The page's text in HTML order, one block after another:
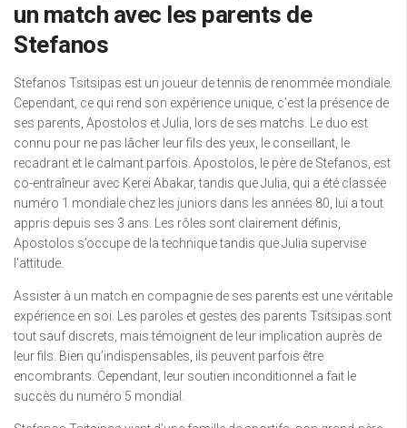
un match avec les parents de
Stefanos
Stefanos Tsitsipas est un joueur de tennis de renommée mondiale.
Cependant, ce qui rend son expérience unique, c’est la présence de
ses parents, Apostolos et Julia, lors de ses matchs. Le duo est
connu pour ne pas lâcher leur fils des yeux, le conseillant, le
recadrant et le calmant parfois. Apostolos, le père de Stefanos, est
co-entraîneur avec Kerei Abakar, tandis que Julia, qui a été classée
numéro 1 mondiale chez les juniors dans les années 80, lui a tout
appris depuis ses 3 ans. Les rôles sont clairement définis,
Apostolos s’occupe de la technique tandis que Julia supervise
l’attitude.
Assister à un match en compagnie de ses parents est une véritable
expérience en soi. Les paroles et gestes des parents Tsitsipas sont
tout sauf discrets, mais témoignent de leur implication auprès de
leur fils. Bien qu’indispensables, ils peuvent parfois être
encombrants. Cependant, leur soutien inconditionnel a fait le
succès du numéro 5 mondial.